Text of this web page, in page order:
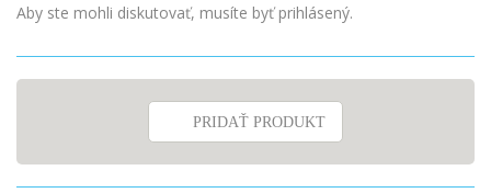
Aby ste mohli diskutovať, musíte byť prihlásený.
PRIDAŤ PRODUKT